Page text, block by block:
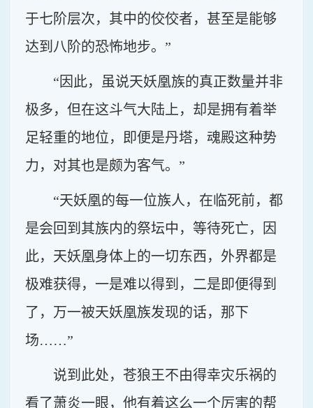
于七阶层次，其中的佼佼者，甚至是能够
达到八阶的恐怖地步。”
“因此，虽说天妖凰族的真正数量并非
极多，但在这斗气大陆上，却是拥有着举
足轻重的地位，即便是丹塔，魂殿这种势
力，对其也是颇为客气。”
“天妖凰的每一位族人，在临死前，都
是会回到其族内的祭坛中，等待死亡，因
此，天妖凰身体上的一切东西，外界都是
极难获得，一是难以得到，二是即便得到
了，万一被天妖凰族发现的话，那下
场……”
说到此处，苍狼王不由得幸灾乐祸的
看了萧炎一眼，他有着这么一个厉害的帮